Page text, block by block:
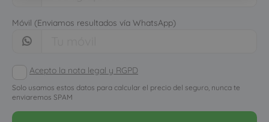
Móvil (Enviamos resultados vía WhatsApp)
Acepto la nota legal y RGPD
Solo usamos estos datos para calcular el precio del seguro, nunca te
enviaremos SPAM